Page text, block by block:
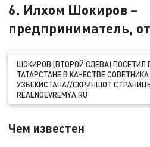
6. Илхом Шокиров –
предприниматель,
ШОКИРОВ (ВТОРОЙ СЛЕВА) ПОСЕТИЛ
ТАТАРСТАНЕ В КАЧЕСТВЕ
УЗБЕКИСТАНА//СКРИНШОТ
REALNOEVREMYA.RU
Чем известен